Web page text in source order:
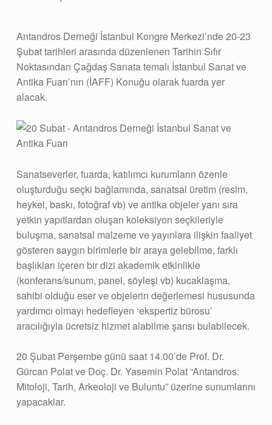
Antandros Derneği İstanbul Kongre Merkezi’nde 20-23
Şubat tarihleri arasında düzenlenen Tarihin Sıfır
Noktasından Çağdaş Sanata temalı İstanbul Sanat ve
Antika Fuarı’nın (İAFF) Konuğu olarak fuarda yer
alacak.
Sanatseverler, fuarda, katılımcı kurumların özenle
oluşturduğu seçki bağlamında, sanatsal üretim (resim,
heykel, baskı, fotoğraf vb) ve antika objeler yanı sıra
yetkin yapıtlardan oluşan koleksiyon seçkileriyle
buluşma, sanatsal malzeme ve yayınlara ilişkin faaliyet
gösteren saygın birimlerle bir araya gelebilme, farklı
başlıkları içeren bir dizi akademik etkinlikle
(konferans/sunum, panel, söyleşi vb) kucaklaşma,
sahibi olduğu eser ve objelerin değerlemesi hususunda
yardımcı olmayı hedefleyen ‘ekspertiz bürosu’
aracılığıyla ücretsiz hizmet alabilme şansı bulabilecek.
20 Şubat Perşembe günü saat 14.00’de Prof. Dr.
Gürcan Polat ve Doç. Dr. Yasemin Polat “Antandros:
Mitoloji, Tarih, Arkeoloji ve Buluntu” üzerine sunumlarını
yapacaklar.